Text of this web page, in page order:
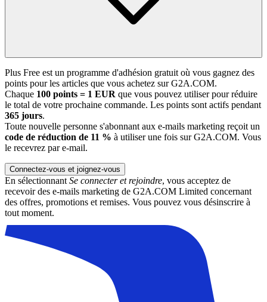
Plus Free est un programme d'adhésion gratuit où vous gagnez des
points pour les articles que vous achetez sur G2A.COM.
Chaque 100 points = 1 EUR que vous pouvez utiliser pour réduire
le total de votre prochaine commande. Les points sont actifs pendant
365 jours.
Toute nouvelle personne s'abonnant aux e-mails marketing reçoit un
code de réduction de 11 % à utiliser une fois sur G2A.COM. Vous
le recevrez par e-mail.
Connectez-vous et joignez-vous
En sélectionnant Se connecter et rejoindre, vous acceptez de
recevoir des e-mails marketing de G2A.COM Limited concernant
des offres, promotions et remises. Vous pouvez vous désinscrire à
tout moment.